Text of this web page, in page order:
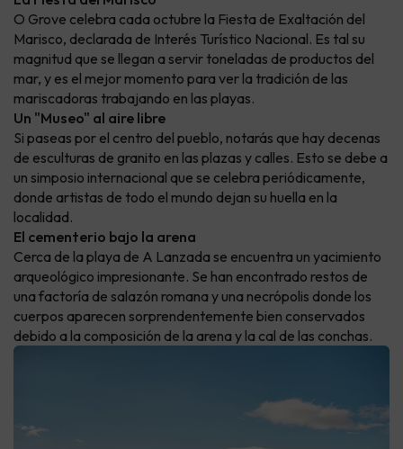
O Grove celebra cada octubre la Fiesta de Exaltación del
Marisco, declarada de Interés Turístico Nacional. Es tal su
magnitud que se llegan a servir toneladas de productos del
mar, y es el mejor momento para ver la tradición de las
mariscadoras trabajando en las playas.
Un "Museo" al aire libre
Si paseas por el centro del pueblo, notarás que hay decenas
de esculturas de granito en las plazas y calles. Esto se debe a
un simposio internacional que se celebra periódicamente,
donde artistas de todo el mundo dejan su huella en la
localidad.
El cementerio bajo la arena
Cerca de la playa de A Lanzada se encuentra un yacimiento
arqueológico impresionante. Se han encontrado restos de
una factoría de salazón romana y una necrópolis donde los
cuerpos aparecen sorprendentemente bien conservados
debido a la composición de la arena y la cal de las conchas.